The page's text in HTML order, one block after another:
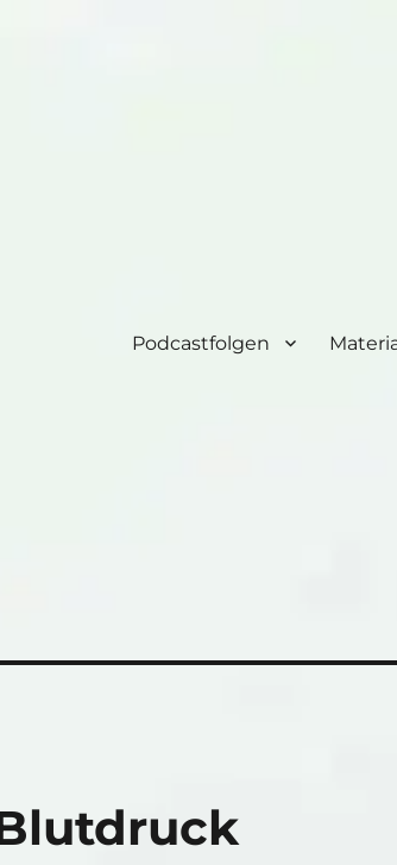
Podcastfolgen